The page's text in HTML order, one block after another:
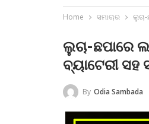
Home ସମାଚାର
ଲୁଚା-ଛପାରେ
ବ୍ୟାଟେରୀ ସହ
By Odia Sambada